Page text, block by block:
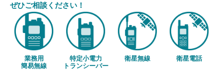
ぜひご相談ください！
業務用
簡易無線
特定小電力
トランシーバー
衛星無線 衛星電話